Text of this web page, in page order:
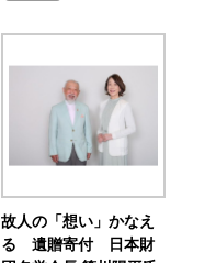
故人の「想い」かなえ
る 遺贈寄付 日本財